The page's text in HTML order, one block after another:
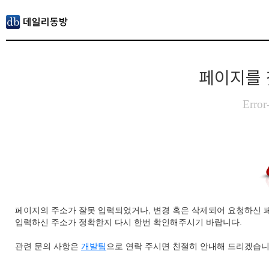
페이지를
페이지의 주소가 잘못 입력되었거나, 변경 혹은 삭제되어 요청하신
입력하신 주소가 정확한지 다시 한번 확인해주시기 바랍니다.
관련 문의 사항은 개발팀 으로 연락 주시면 친절히 안내해 드리겠습